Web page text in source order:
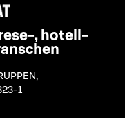
, hotell-
,
1